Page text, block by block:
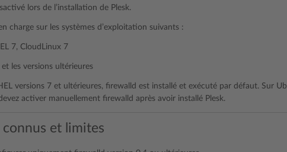
lors de l’installation de Plesk.
charge sur les systèmes d’exploitation suivants :
7, CloudLinux 7
les versions ultérieures
versions 7 et ultérieures, firewalld est installé et exécuté par défaut. Sur
activer manuellement firewalld après avoir installé Plesk.
connus et limites